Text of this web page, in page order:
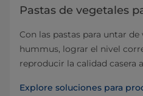
Pastas de vegetales
Con las pastas para untar
hummus, lograr el nivel
reproducir la calidad casera
Explore soluciones para